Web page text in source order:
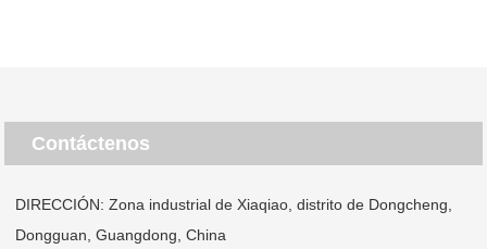
Contáctenos
DIRECCIÓN: Zona industrial de Xiaqiao, distrito de Dongcheng,
Dongguan, Guangdong, China